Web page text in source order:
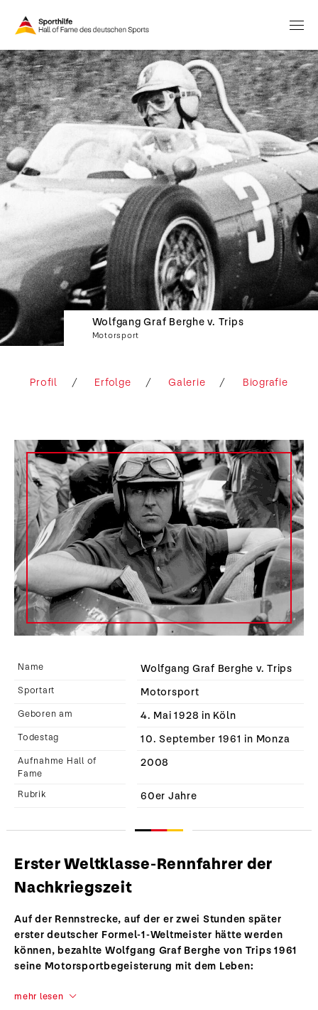
Wolfgang Graf Berghe v. Trips
Motorsport
Profil Erfolge Galerie Biografie
Name Wolfgang Graf Berghe v. Trips
Sportart Motorsport
Geboren am 4. Mai 1928 in Köln
Todestag 10. September 1961 in Monza
Aufnahme Hall of
Fame
2008
Rubrik 60er Jahre
Erster Weltklasse-Rennfahrer der
Nachkriegszeit
Auf der Rennstrecke, auf der er zwei Stunden später
erster deutscher Formel-1-Weltmeister hätte werden
können, bezahlte Wolfgang Graf Berghe von Trips 1961
seine Motorsportbegeisterung mit dem Leben:
mehr lesen